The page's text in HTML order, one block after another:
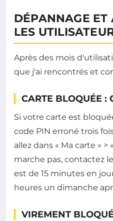
DÉPANNAGE ET
LES
Après des mois
que j'ai rencontrés et
CARTE BLOQUÉE :
Si votre carte est
code PIN erroné trois
allez dans « Ma carte » >
marche pas, contactez
est de 15 minutes en
heures un dimanche
VIREMENT